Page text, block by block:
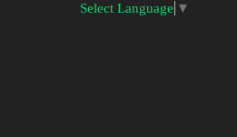
Select Language ▼